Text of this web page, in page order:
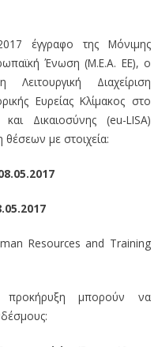
έγγραφο της Μόνιμης
Ένωση (Μ.Ε.Α. ΕΕ), ο
Διαχείριση
Ευρείας Κλίμακος στο
Δικαιοσύνης (eu-LISA)
με στοιχεία:
Resources and Training
προκήρυξη μπορούν να